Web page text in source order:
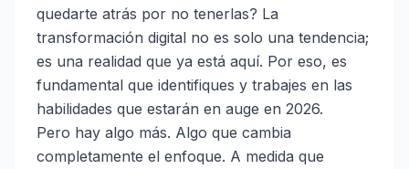
quedarte atrás por no tenerlas? La
transformación digital no es solo una tendencia;
es una realidad que ya está aquí. Por eso, es
fundamental que identifiques y trabajes en las
habilidades que estarán en auge en 2026.
Pero hay algo más. Algo que cambia
completamente el enfoque. A medida que